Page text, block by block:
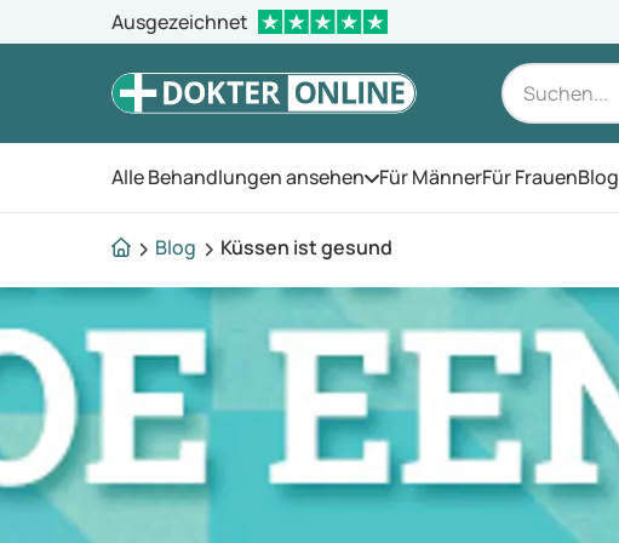
Ausgezeichnet
Alle Behandlungen ansehen Öffnen Sie das Menü
Für MännerFür FrauenBlog
Blog Küssen ist gesund